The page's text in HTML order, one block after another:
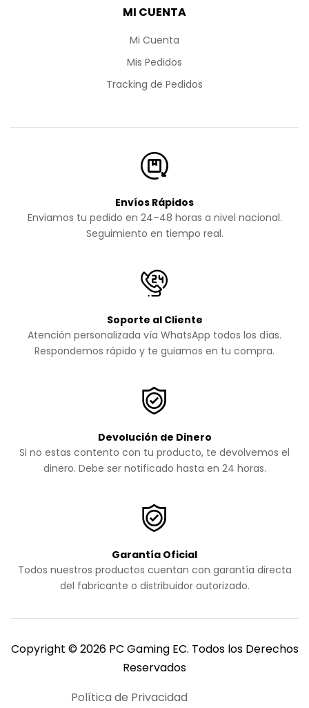
MI CUENTA
Mi Cuenta
Mis Pedidos
Tracking de Pedidos
Envíos Rápidos
Enviamos tu pedido en 24–48 horas a nivel nacional.
Seguimiento en tiempo real.
Soporte al Cliente
Atención personalizada vía WhatsApp todos los días.
Respondemos rápido y te guiamos en tu compra.
Devolución de Dinero
Si no estas contento con tu producto, te devolvemos el
dinero. Debe ser notificado hasta en 24 horas.
Garantía Oficial
Todos nuestros productos cuentan con garantía directa
del fabricante o distribuidor autorizado.
Copyright © 2026 PC Gaming EC. Todos los Derechos
Reservados
Política de Privacidad